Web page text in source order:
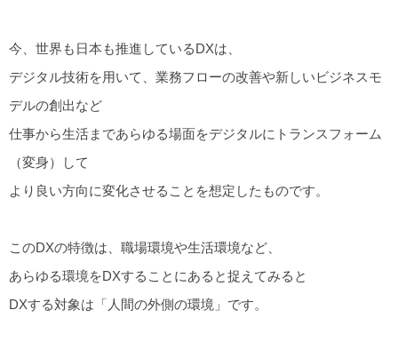
今、世界も日本も推進しているDXは、
デジタル技術を用いて、業務フローの改善や新しいビジネスモ
デルの創出など
仕事から生活まであらゆる場面をデジタルにトランスフォーム
（変身）して
より良い方向に変化させることを想定したものです。
このDXの特徴は、職場環境や生活環境など、
あらゆる環境をDXすることにあると捉えてみると
DXする対象は「人間の外側の環境」です。